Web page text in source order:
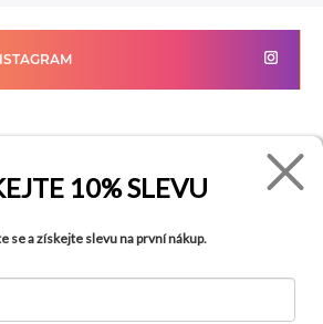
Jak reklamovat zboží
Tabulka velikostí
10% SLEVU
se a získejte slevu na první nákup.